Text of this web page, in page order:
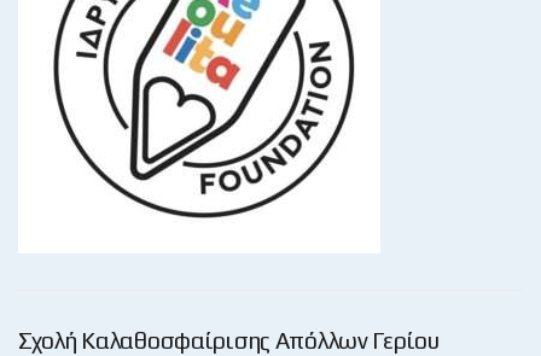
Σχολή Καλαθοσφαίρισης Απόλλων Γερίου